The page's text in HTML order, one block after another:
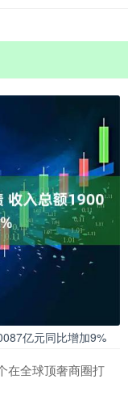
亿元同比增加9%
在全球顶奢商圈打